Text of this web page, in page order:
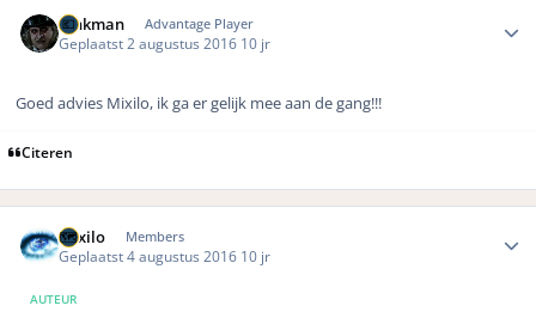
Pinkman Advantage Player
Geplaatst 2 augustus 2016 10 jr
Goed advies Mixilo, ik ga er gelijk mee aan de gang!!!
Citeren
Mixilo Members
Geplaatst4 augustus 2016 10 jr
AUTEUR